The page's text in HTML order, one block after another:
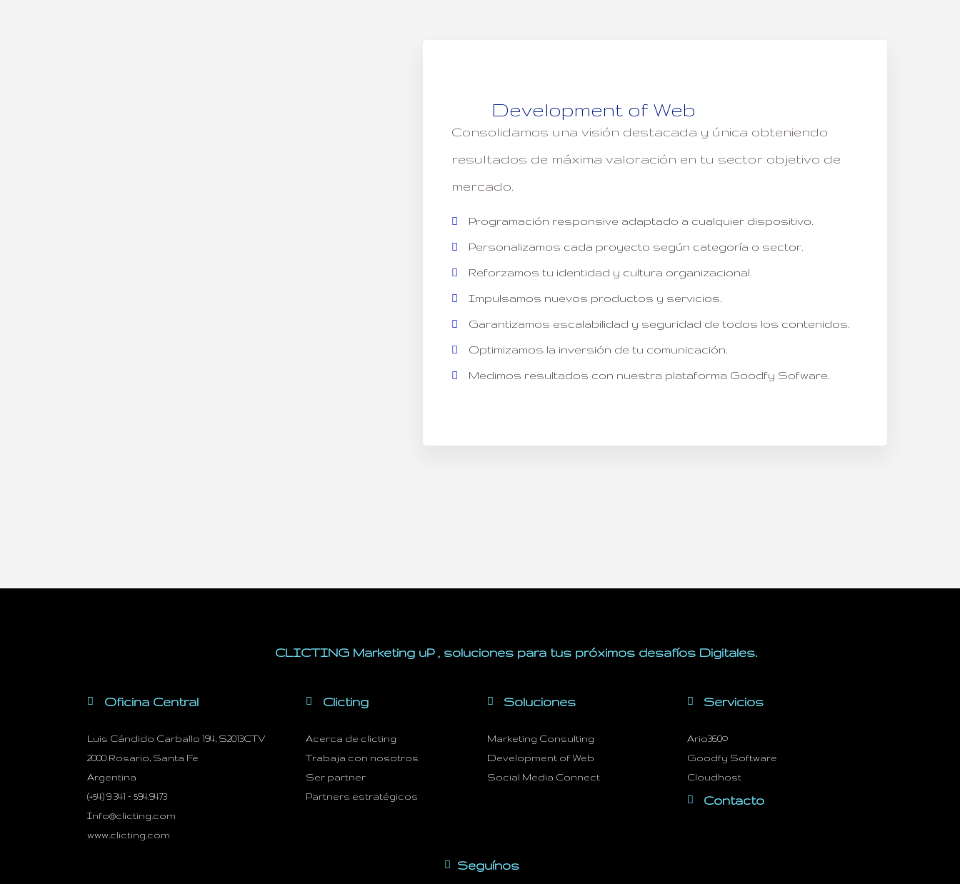
Development of Web
Consolidamos una visión destacada y única obteniendo
resultados de máxima valoración en tu sector objetivo de
mercado.
Programación responsive adaptado a cualquier dispositivo.
Personalizamos cada proyecto según categoría o sector.
Reforzamos tu identidad y cultura organizacional.
Impulsamos nuevos productos y servicios.
Garantizamos escalabilidad y seguridad de todos los contenidos.
Optimizamos la inversión de tu comunicación.
Medimos resultados con nuestra plataforma Goodfy Sofware.
CLICTING Marketing uP , soluciones para tus próximos desafíos Digitales.
Oficina Central
Luis Cándido Carballo 194, S2013CTV
2000 Rosario, Santa Fe
Argentina
(+54) 9 341 – 594.9473
Info@clicting.com
www.clicting.com
Clicting
Acerca de clicting
Trabaja con nosotros
Ser partner
Partners estratégicos
Soluciones
Marketing Consulting
Development of Web
Social Media Connect
Servicios
Ario360º
Goodfy Software
Cloudhost
Contacto
Seguínos